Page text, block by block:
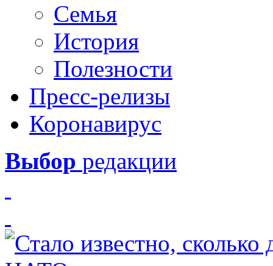
Семья
История
Полезности
Пресс-релизы
Коронавирус
Выбор редакции